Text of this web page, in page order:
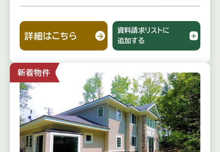
詳細はこちら
資料請求リストに
追加する
新着物件